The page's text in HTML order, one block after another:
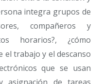
integra grupos de
compañeros y
horarios?, ¿cómo
trabajo y el descanso
que se usan
asignación de tareas